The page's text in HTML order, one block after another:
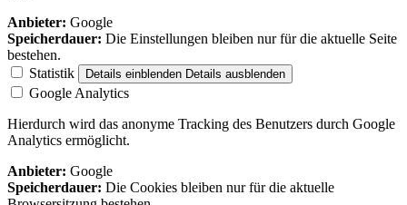
Anbieter: Google
Speicherdauer: Die Einstellungen bleiben nur für die aktuelle Seite
bestehen.
Statistik
Details einblenden Details ausblenden
Google Analytics
Hierdurch wird das anonyme Tracking des Benutzers durch Google
Analytics ermöglicht.
Anbieter: Google
Speicherdauer: Die Cookies bleiben nur für die aktuelle